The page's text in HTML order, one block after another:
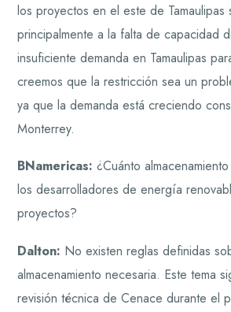
los proyectos en el este de Tamaulipas
principalmente a la falta de capacidad
insuficiente demanda en Tamaulipas
creemos que la restricción sea un
ya que la demanda está creciendo
Monterrey.
BNamericas: ¿Cuánto
los desarrolladores de energía
proyectos?
Dalton: No existen reglas definidas
almacenamiento necesaria. Este tema
revisión técnica de Cenace durante el